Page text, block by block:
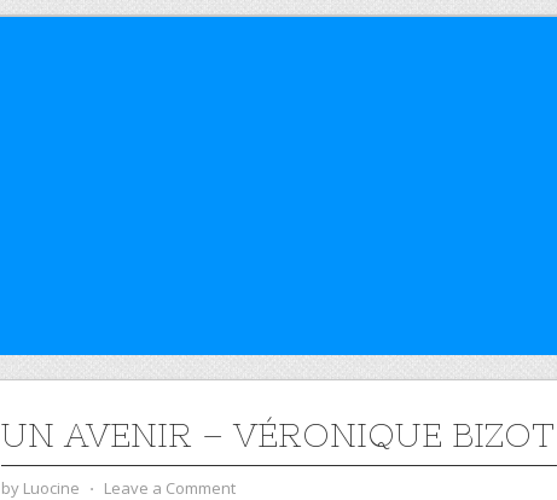
UN AVENIR – VÉRONIQUE BIZOT
by Luocine ⋅ Leave a Comment